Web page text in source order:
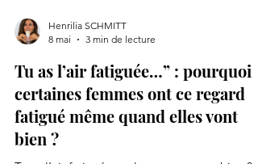
Henrilia SCHMITT
8 mai
3 min de lecture
Tu as l’air fatiguée…” : pourquoi